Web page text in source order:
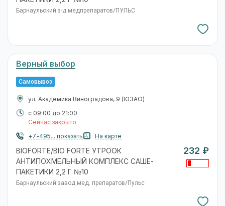
Барнаульский з-д медпрепаратов/ПУЛЬС
Верный выбор
Самовывоз
ул. Академика Виноградова, 9 (ЮЗАО)
с 09:00 до 21:00
Сейчас закрыто
+7-495... показать
На карте
BIOFORTE/BIO FORTE УТРООК
АНТИПОХМЕЛЬНЫЙ КОМПЛЕКС САШЕ-
ПАКЕТИКИ 2,2 Г №10
Барнаульский завод мед. препаратов/Пульс
232 ₽